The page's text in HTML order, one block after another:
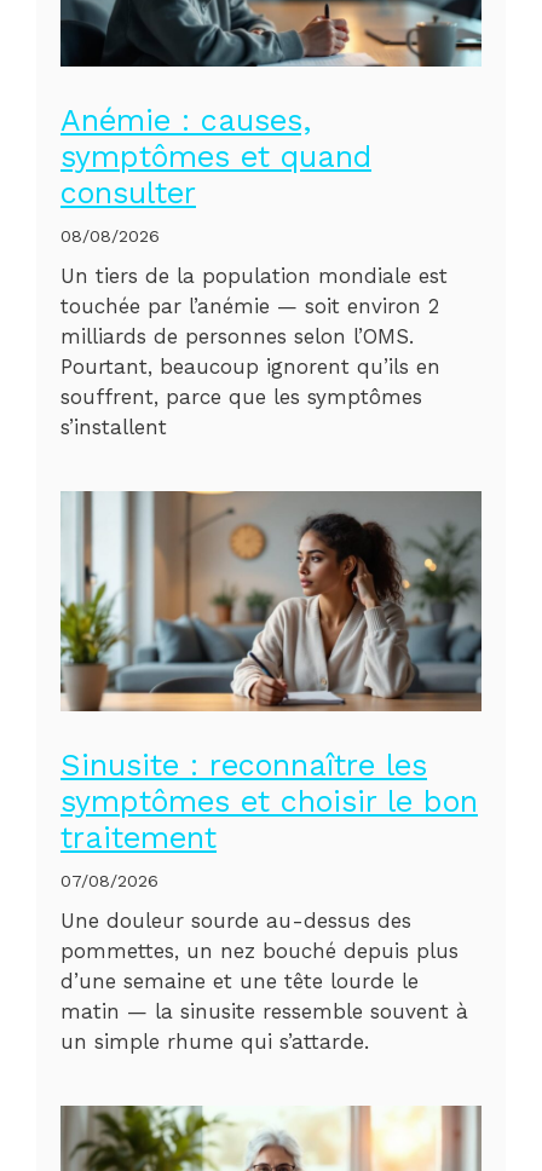
Anémie : causes,
symptômes et quand
consulter
08/08/2026
Un tiers de la population mondiale est
touchée par l’anémie — soit environ 2
milliards de personnes selon l’OMS.
Pourtant, beaucoup ignorent qu’ils en
souffrent, parce que les symptômes
s’installent
Sinusite : reconnaître les
symptômes et choisir le bon
traitement
07/08/2026
Une douleur sourde au-dessus des
pommettes, un nez bouché depuis plus
d’une semaine et une tête lourde le
matin — la sinusite ressemble souvent à
un simple rhume qui s’attarde.